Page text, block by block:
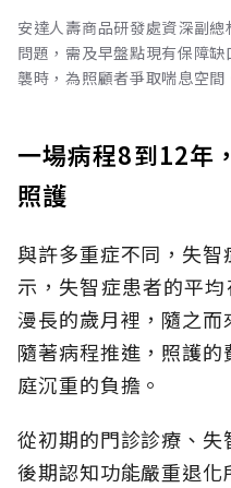
安達人壽商品研發處資深副
問題，需及早盤點現有保障
襲時，為照顧者爭取喘息空間
一場病程8到12年
照護
與許多重症不同，失
示，失智症患者的平
漫長的歲月裡，隨之
隨著病程推進，照護
庭沉重的負擔。
從初期的門診診療、
後期認知功能嚴重退